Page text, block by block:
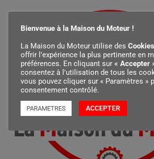
Bienvenue à la Maison du Moteur !
La Maison du Moteur utilise des Cookies
offrir l'expérience la plus pertinente en
préférences. En cliquant sur « Accepter
consentez à l'utilisation de tous les
vous pouvez cliquer sur « Paramètres »
consentement contrôlé.
PARAMETRES ACCEPTER